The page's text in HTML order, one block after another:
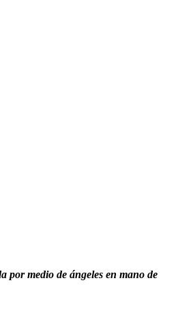
por medio de ángeles en mano de